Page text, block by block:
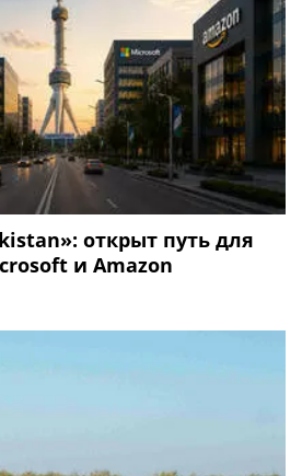
открыт путь для
и Amazon